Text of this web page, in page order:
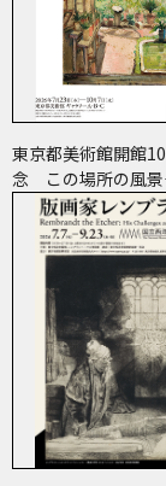
東京都美術館開館
念 この場所の風
牟田・ブエノスア